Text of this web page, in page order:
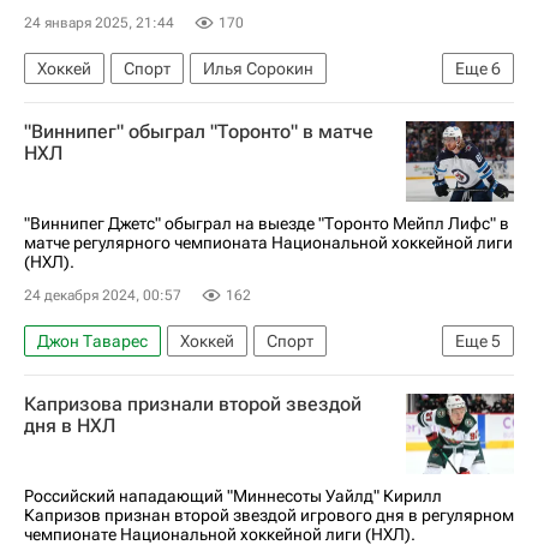
24 января 2025, 21:44 170
Еще6
Хоккей Спорт
Илья Сорокин
Семён Варламов
Ник Ледди
Нью-Йорк Айлендерс
Колорадо Эвеланш
Национальная хоккейная лига (НХЛ)
"Виннипег" обыграл "Торонто" в матче
НХЛ
"Виннипег Джетс" обыграл на выезде "Торонто Мейпл Лифс" в
матче регулярного чемпионата Национальной хоккейной лиги
(НХЛ).
24 декабря 2024, 00:57 162
Еще5
Джон Таварес Хоккей
Спорт
Марк Шайфли
Кайл Коннор
Виннипег Джетс
Торонто Мейпл Лифс
Капризова признали второй звездой
дня в НХЛ
Российский нападающий "Миннесоты Уайлд" Кирилл
Капризов признан второй звездой игрового дня в регулярном
чемпионате Национальной хоккейной лиги (НХЛ).